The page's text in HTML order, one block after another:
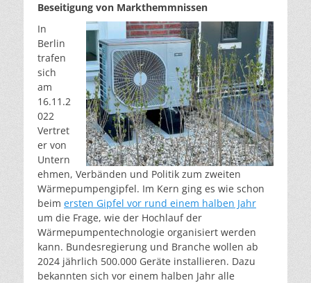
Beseitigung von Markthemmnissen
In
Berlin
trafen
sich
am
16.11.2
022
Vertret
er von
Untern
ehmen, Verbänden und Politik zum zweiten
Wärmepumpengipfel. Im Kern ging es wie schon
beim ersten Gipfel vor rund einem halben Jahr
um die Frage, wie der Hochlauf der
Wärmepumpentechnologie organisiert werden
kann. Bundesregierung und Branche wollen ab
2024 jährlich 500.000 Geräte installieren. Dazu
bekannten sich vor einem halben Jahr alle